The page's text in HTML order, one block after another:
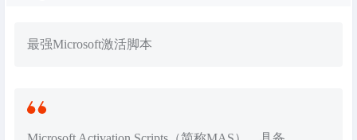
最强Microsoft激活脚本